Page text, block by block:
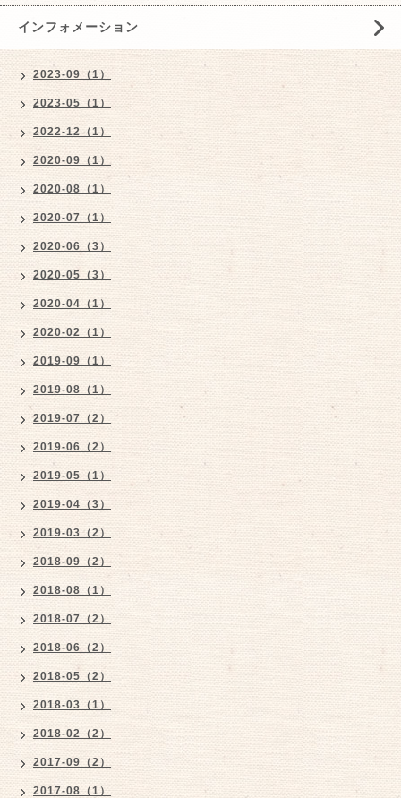
インフォメーション
2023-09（1）
2023-05（1）
2022-12（1）
2020-09（1）
2020-08（1）
2020-07（1）
2020-06（3）
2020-05（3）
2020-04（1）
2020-02（1）
2019-09（1）
2019-08（1）
2019-07（2）
2019-06（2）
2019-05（1）
2019-04（3）
2019-03（2）
2018-09（2）
2018-08（1）
2018-07（2）
2018-06（2）
2018-05（2）
2018-03（1）
2018-02（2）
2017-09（2）
2017-08（1）